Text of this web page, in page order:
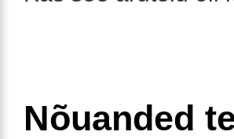
Nõuanded